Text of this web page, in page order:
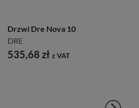
Drzwi Dre Nova 10
DRE
535,68 zł z VAT